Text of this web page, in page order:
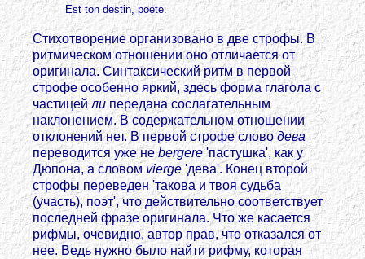
Est ton destin, poete.
Стихотворение организовано в две строфы. В
ритмическом отношении оно отличается от
оригинала. Синтаксический ритм в первой
строфе особенно яркий, здесь форма глагола с
частицейлипередана сослагательным
наклонением. В содержательном отношении
отклонений нет. В первой строфе словодева
переводится уже неbergere'пастушка', как у
Дюпона, а словом vierge'дева'. Конец второй
строфы переведен 'такова и твоя судьба
(участь), поэт', что действительно соответствует
последней фразе оригинала. Что же касается
рифмы, очевидно, автор прав, что отказался от
нее. Ведь нужно было найти рифму, которая